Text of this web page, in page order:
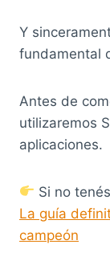
Y
fundamental
Antes de
utilizaremos
aplicaciones.
Si no
La guía
campeón